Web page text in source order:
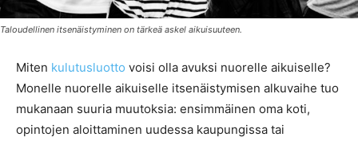
Taloudellinen itsenäistyminen on tärkeä askel aikuisuuteen.
Miten kulutusluotto voisi olla avuksi nuorelle aikuiselle?
Monelle nuorelle aikuiselle itsenäistymisen alkuvaihe tuo
mukanaan suuria muutoksia: ensimmäinen oma koti,
opintojen aloittaminen uudessa kaupungissa tai